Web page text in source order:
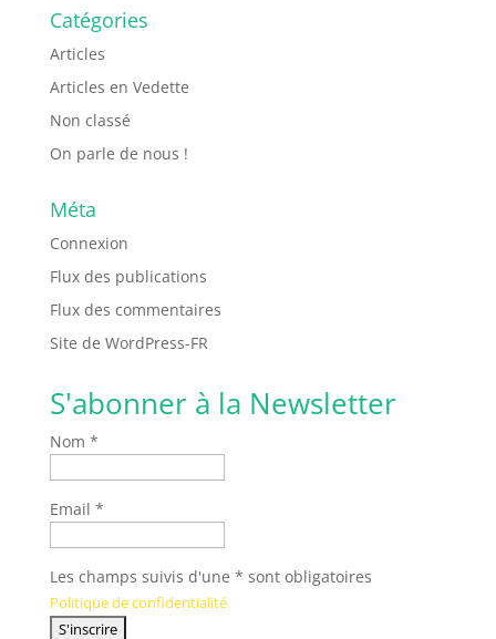
Catégories
Articles
Articles en Vedette
Non classé
On parle de nous !
Méta
Connexion
Flux des publications
Flux des commentaires
Site de WordPress-FR
S'abonner à la Newsletter
Nom *
Email *
Les champs suivis d'une * sont obligatoires
Politique de confidentialité